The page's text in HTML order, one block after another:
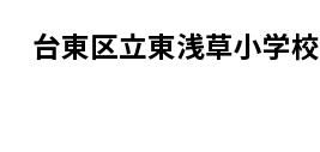
台東区立東浅草小学校